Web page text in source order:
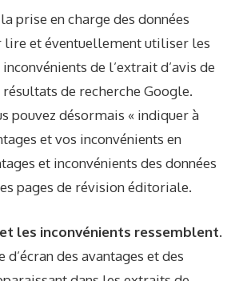
prise en charge des données
lire et éventuellement utiliser les
de l’extrait d’avis de
de recherche Google.
pouvez désormais « indiquer à
et vos inconvénients en
et inconvénients des données
pages de révision éditoriale.
les inconvénients ressemblent.
d’écran des avantages et des